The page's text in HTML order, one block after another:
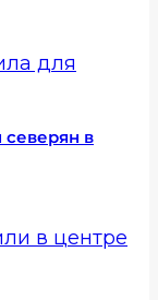
северян в